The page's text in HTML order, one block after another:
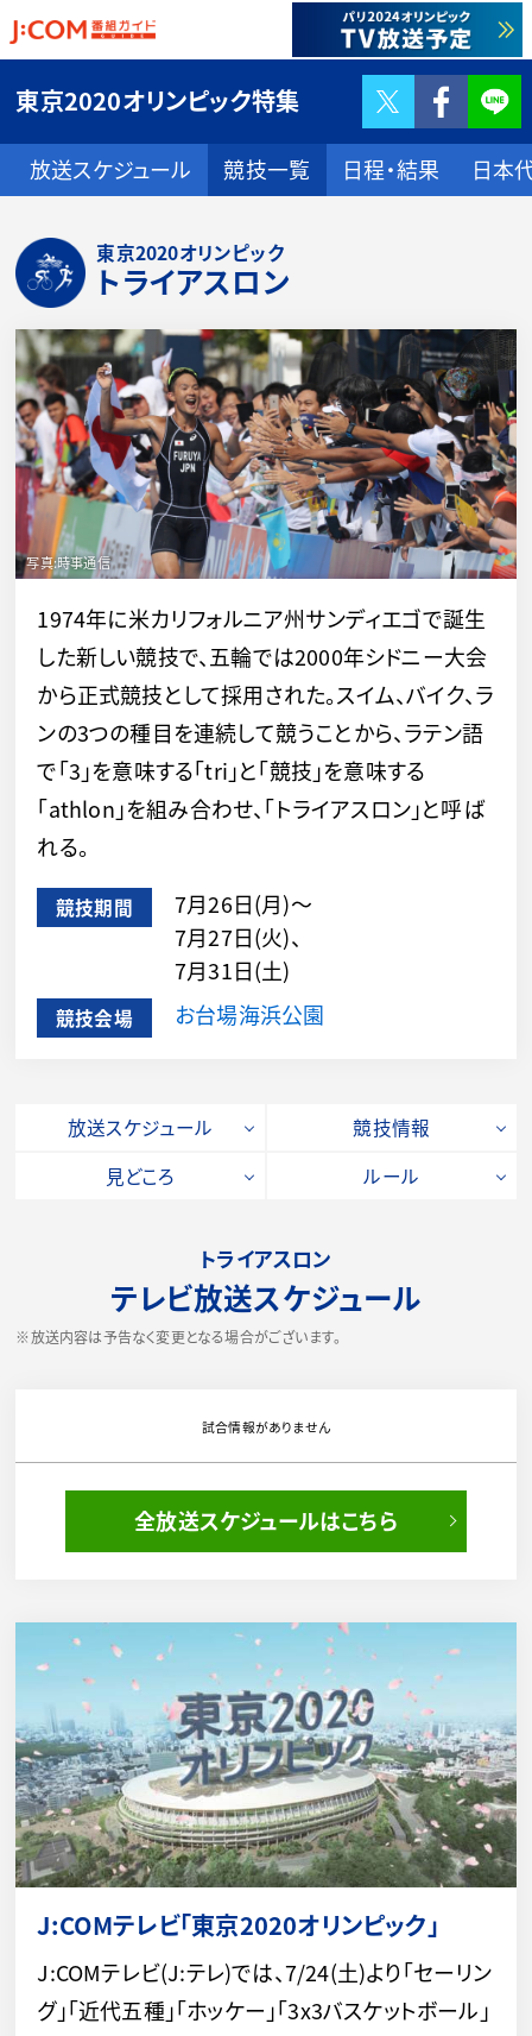
東京2020オリンピック特集
放送スケジュール 競技一覧 日程・結果 日本
Twitter
東京2020オリンピック
トライアスロン
1974年に米カリフォルニア州サンディエゴで誕生
した新しい競技で、五輪では2000年シドニー大会
から正式競技として採用された。スイム、バイク、ラ
ンの3つの種目を連続して競うことから、ラテン語
で「3」を意味する「tri」と「競技」を意味する
「athlon」を組み合わせ、「トライアスロン」と呼ば
れる。
競技期間
7月26日(月)～
7月27日(火)、
7月31日(土)
競技会場 お台場海浜公園
放送スケジュール
競技情報
見どころ
ルール
トライアスロン
テレビ放送スケジュール
※放送内容は予告なく変更となる場合がございます。
試合情報がありません
全放送スケジュールはこちら
J:COMテレビ「東京2020オリンピック」
J:COMテレビ(J:テレ)では、7/24(土)より「セーリン
グ」「近代五種」「ホッケー」「3x3バスケットボール」